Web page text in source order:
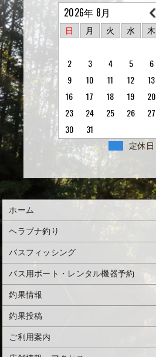
2026年 8月
日 月 火 水 木
2
3 4 5 6
9
10 11 12 13
16
17 18 19 20
23
24 25 26 27
30
31
定休日
ホーム
ヘラブナ釣り
バスフィッシング
バス用ボート・レンタル機器予約
釣果情報
釣果投稿
ご利用案内